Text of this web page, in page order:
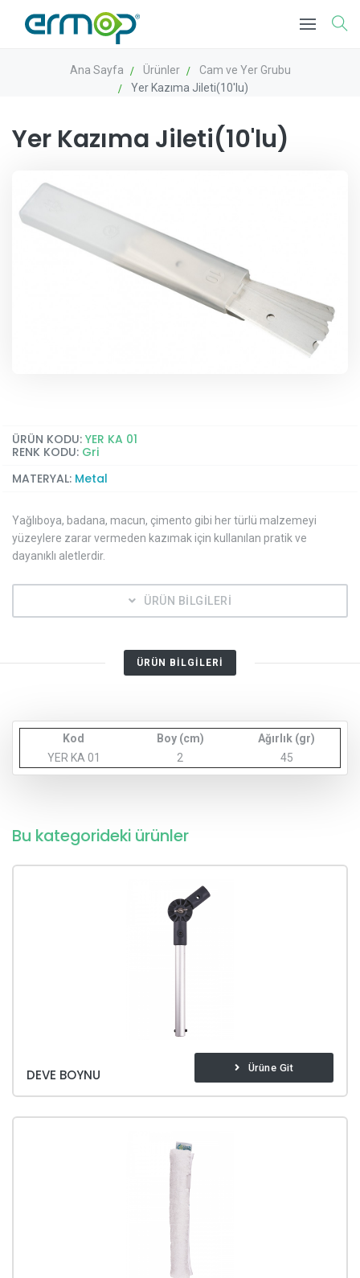
Ana Sayfa Ürünler
Cam ve Yer Grubu
Yer Kazıma Jileti(10'lu)
Yer Kazıma Jileti(10'lu)
ÜRÜN KODU: YER KA 01
RENK KODU: Gri
MATERYAL: Metal
Yağlıboya, badana, macun, çimento gibi her türlü malzemeyi
yüzeylere zarar vermeden kazımak için kullanılan pratik ve
dayanıklı aletlerdir.
ÜRÜN BİLGİLERİ
ÜRÜN BİLGİLERİ
Kod Boy (cm)
Ağırlık (gr)
YER KA 01
2 45
Bu kategorideki ürünler
DEVE BOYNU Ürüne Git